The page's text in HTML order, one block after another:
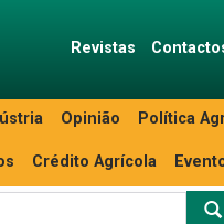
Revistas
Opinião Política
Crédito Agrícola